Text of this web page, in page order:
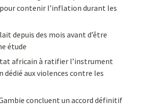
contenir l’inflation durant les
depuis des mois avant d’être
étude
africain à ratifier l’instrument
dédié aux violences contre les
concluent un accord définitif